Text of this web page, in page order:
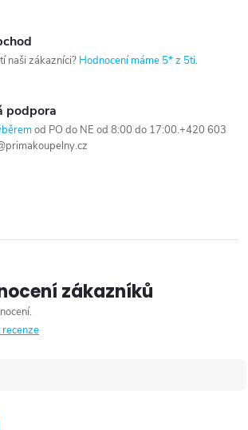
naši zákazníci? Hodnocení máme 5* z 5ti.
podpora
od PO do NE od 8:00 do 17:00.+420 603
zákazníků